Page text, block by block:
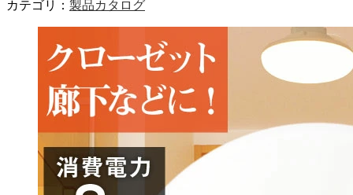
カテゴリ： 製品カタログ